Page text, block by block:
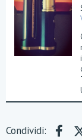
Condividi: